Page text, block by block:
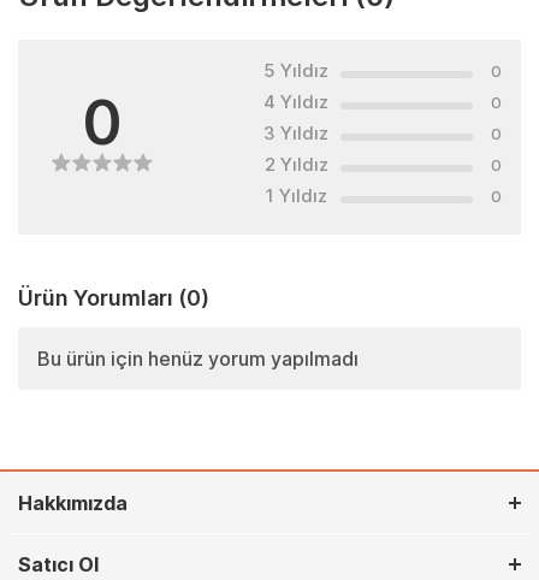
0
5 Yıldız 0
4 Yıldız 0
3 Yıldız 0
2 Yıldız 0
1 Yıldız 0
Ürün Yorumları (0)
Bu ürün için henüz yorum yapılmadı
Hakkımızda
Satıcı Ol